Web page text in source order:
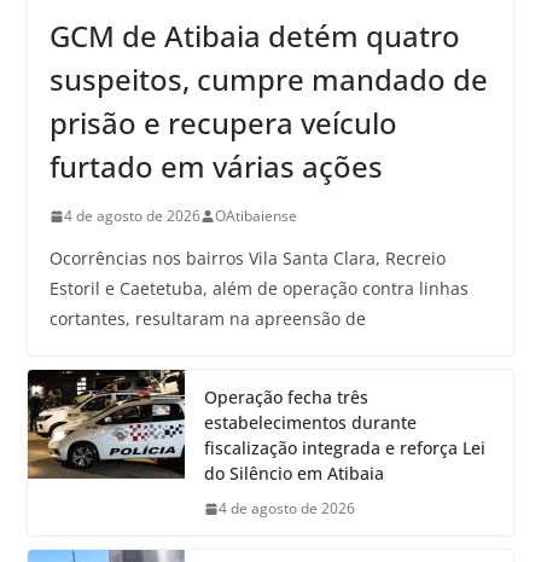
GCM de Atibaia detém quatro
suspeitos, cumpre mandado de
prisão e recupera veículo
furtado em várias ações
4 de agosto de 2026 OAtibaiense
Ocorrências nos bairros Vila Santa Clara, Recreio
Estoril e Caetetuba, além de operação contra linhas
cortantes, resultaram na apreensão de
Operação fecha três
estabelecimentos durante
fiscalização integrada e reforça Lei
do Silêncio em Atibaia
4 de agosto de 2026